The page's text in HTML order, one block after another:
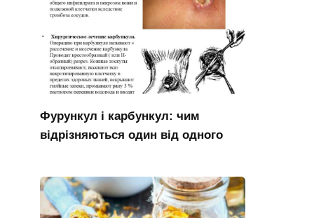
Фурункул і карбункул: чим
відрізняються один від одного